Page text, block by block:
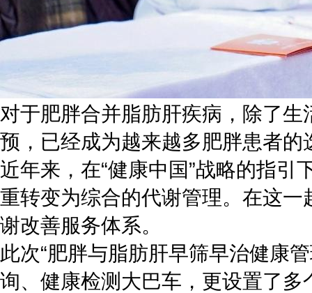
对于肥胖合并脂肪肝疾病，除了
预，已经成为越来越多肥胖患者
近年来，在“健康中国”战略的指
重转变为综合的代谢管理。在这
谢改善服务体系。
此次“肥胖与脂肪肝早筛早治健康
询、健康检测大巴车，更设置了多